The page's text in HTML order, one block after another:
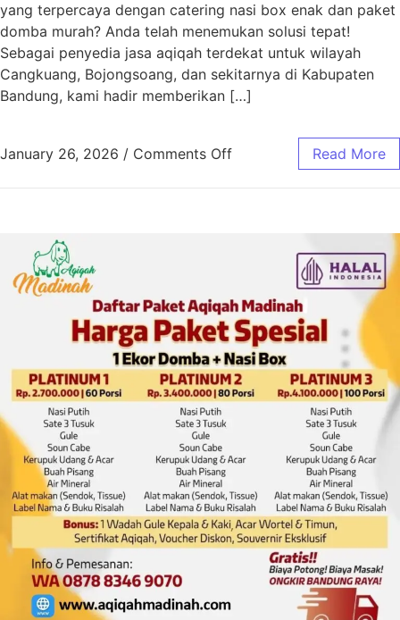
yang terpercaya dengan catering nasi box enak dan paket
domba murah? Anda telah menemukan solusi tepat!
Sebagai penyedia jasa aqiqah terdekat untuk wilayah
Cangkuang, Bojongsoang, dan sekitarnya di Kabupaten
Bandung, kami hadir memberikan […]
January 26, 2026 / Comments Off Read More